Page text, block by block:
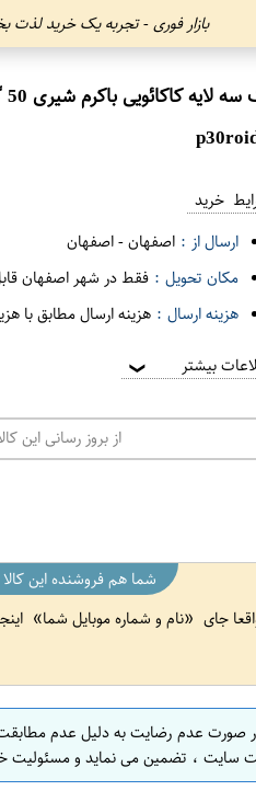
بازار فوری - تجربه یک خرید
کاکائویی باکرم شیری 50 گرمی آلبینا شیرین عسل
خرید
ارسال از : اصفهان-اصفهان
مکان تحویل : فقط در شهر اصفهان
هزینه ارسال : هزینه ارسال مطابق با
بیشتر ❯
از بروز رسانی این
شما هم فروشنده این
جای
نام و شماره موبایل شما
صورت عدم رضایت به دلیل عدم
سایت ، تضمین می نماید و مسئولیت